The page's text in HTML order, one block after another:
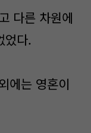
다른 차원에
었다.
에는 영혼이